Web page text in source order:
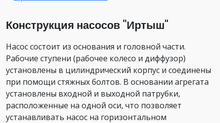
Конструкция насосов "Иртыш"
Насос состоит из основания и головной части.
Рабочие ступени (рабочее колесо и диффузор)
установлены в цилиндрический корпус и соединены
при помощи стяжных болтов. В основании агрегата
установлены входной и выходной патрубки,
расположенные на одной оси, что позволяет
устанавливать насос на горизонтальном